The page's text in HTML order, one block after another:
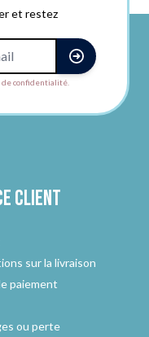
et restez
confidentialité.
client
sur la livraison
paiement
ou perte